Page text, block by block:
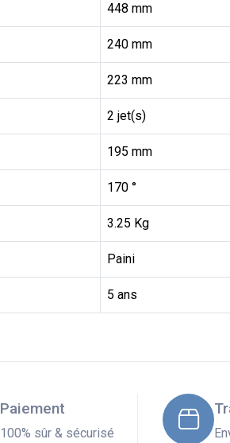
448 mm
240 mm
223 mm
2 jet(s)
195 mm
170 °
3.25 Kg
Paini
5 ans
Paiement
100% sûr & sécurisé